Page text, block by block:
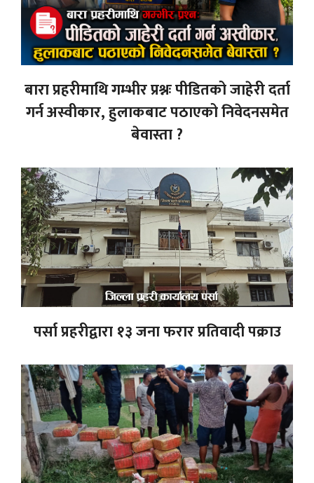
बारा प्रहरीमाथि गम्भीर प्रश्नः पीडितको जाहेरी दर्ता
गर्न अस्वीकार, हुलाकबाट पठाएको निवेदनसमेत
बेवास्ता ?
पर्सा प्रहरीद्वारा १३ जना फरार प्रतिवादी पक्राउ